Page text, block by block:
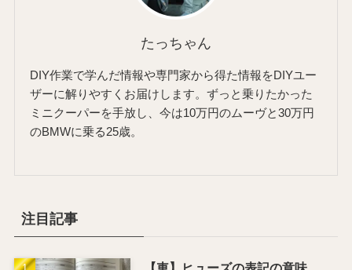
たっちゃん
DIY作業で学んだ情報や専門家から得た情報をDIYユー
ザーに解りやすくお届けします。ずっと乗りたかった
ミニクーパーを手放し、今は10万円のムーヴと30万円
のBMWに乗る25歳。
注目記事